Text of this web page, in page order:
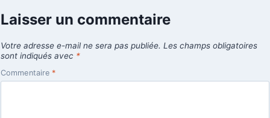
Laisser un commentaire
Votre adresse e-mail ne sera pas publiée. Les champs obligatoires
sont indiqués avec *
Commentaire *